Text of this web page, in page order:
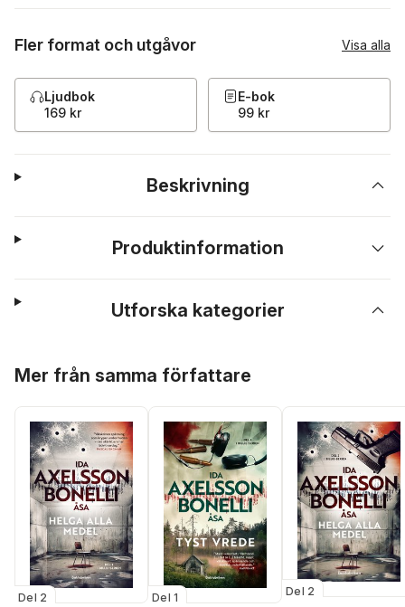
Fler format och utgåvor Visa alla
Ljudbok
169 kr
E-bok
99 kr
Beskrivning
Produktinformation
Utforska kategorier
Mer från samma författare
Del 2 Del 1 Del 2